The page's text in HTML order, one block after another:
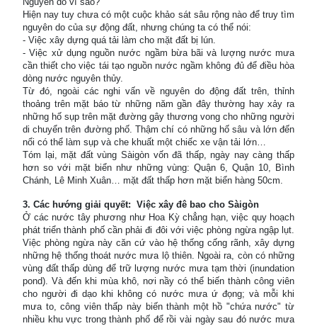
Hiện nay tuy chưa có một cuộc khảo sát sâu rộng nào để truy tìm
nguyên do của sự động đất, nhưng chúng ta có thể nói:
- Việc xây dựng quá tải làm cho mặt đất bị lún.
- Việc xử dụng nguồn nước ngầm bừa bãi và lượng nước mưa
cần thiết cho việc tái tạo nguồn nước ngầm không đủ để điều hòa
dòng nước nguyên thủy.
Từ đó, ngoài các nghi vấn về nguyên do động đất trên, thỉnh
thoảng trên mặt báo từ những năm gần đây thường hay xảy ra
những hố sụp trên mặt đường gây thương vong cho những người
di chuyển trên đường phố. Thậm chí có những hố sâu và lớn đến
nổi có thể làm sụp và che khuất một chiếc xe vận tải lớn…
Tóm lại, mặt đất vùng Sàigòn vốn đã thấp, ngày nay càng thấp
hơn so với mặt biển như những vùng: Quận 6, Quận 10, Bình
Chánh, Lê Minh Xuân… mặt đất thấp hơn mặt biển hàng 50cm.
3. Các hướng giải quyết: Việc xây đê bao cho Sàigòn
Ở các nước tây phương như Hoa Kỳ chẳng hạn, việc quy hoạch
phát triển thành phố cần phải đi đôi với việc phòng ngừa ngập lụt.
Việc phòng ngừa này căn cứ vào hệ thống cống rãnh, xây dựng
những hệ thống thoát nước mưa lộ thiên. Ngoài ra, còn có những
vùng đất thấp dùng để trữ lượng nước mưa tạm thời (inundation
pond). Và đến khi mùa khô, nơi nầy có thể biến thành công viên
cho người đi dạo khi không có nước mưa ứ đọng; và mỗi khi
mưa to, công viên thấp này biến thành một hồ "chứa nước" từ
nhiều khu vực trong thành phố để rồi vài ngày sau đó nước mưa